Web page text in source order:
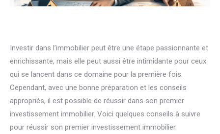
Investir dans l’immobilier peut être une étape passionnante et
enrichissante, mais elle peut aussi être intimidante pour ceux
qui se lancent dans ce domaine pour la première fois.
Cependant, avec une bonne préparation et les conseils
appropriés, il est possible de réussir dans son premier
investissement immobilier. Voici quelques conseils à suivre
pour réussir son premier investissement immobilier.